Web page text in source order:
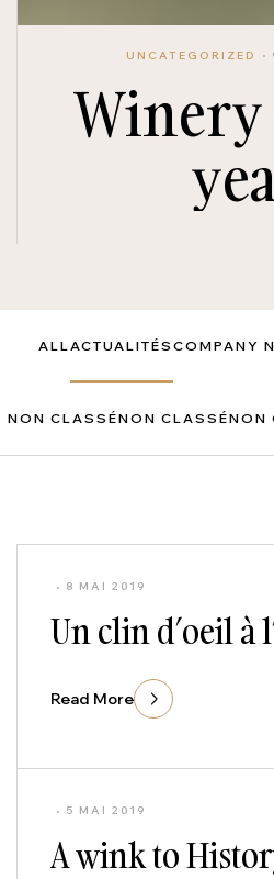
UNCATEGORIZED
ALLACTUALITÉS COMPANY
NON CLASSÉNON CLASSÉNON
8 MAI 2019
Un clin d’oeil à
Read More
5 MAI 2019
A wink to